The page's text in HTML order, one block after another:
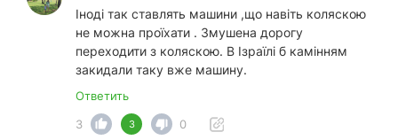
Іноді так ставлять машини ,що навіть коляскою
не можна проїхати . Змушена дорогу
переходити з коляскою. В Ізраїлі б камінням
закидали таку вже машину.
Ответить
3
3 0